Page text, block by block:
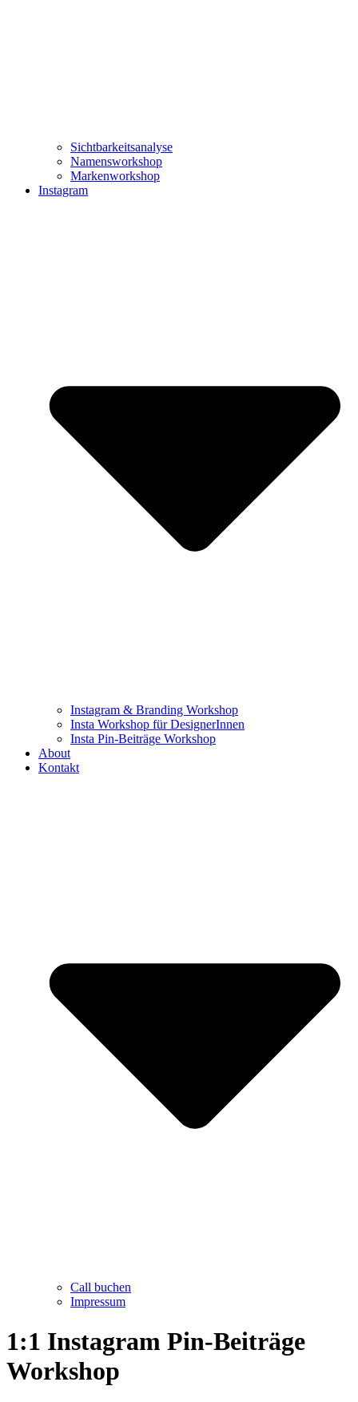
Sichtbarkeitsanalyse
Namensworkshop
Markenworkshop
Instagram
Instagram & Branding Workshop
Insta Workshop für DesignerInnen
Insta Pin-Beiträge Workshop
About
Kontakt
Call buchen
Impressum
1:1 Instagram Pin-Beiträge
Workshop